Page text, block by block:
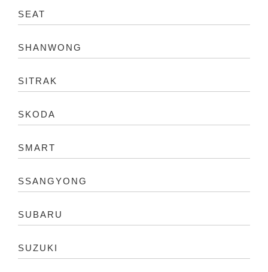
SEAT
SHANWONG
SITRAK
SKODA
SMART
SSANGYONG
SUBARU
SUZUKI